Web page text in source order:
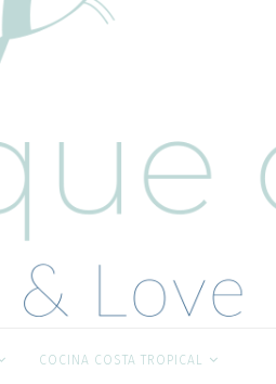
COCINA COSTA TROPICAL